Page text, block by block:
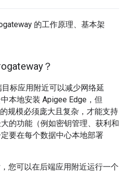
的工作原理、基本架
？
标应用附近可以减少网络延
本地安装 Apigee Edge，但
规模必须庞大且复杂，才能支持
的功能（例如密钥管理、获利和
要在每个数据中心本地部署
您可以在后端应用附近运行一个